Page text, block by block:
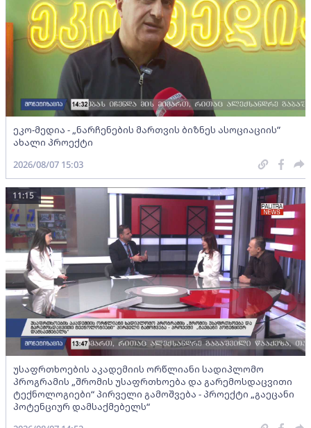
ეკო-მედია - „ნარჩენების მართვის ბიზნეს ასოციაციის”
ახალი პროექტი
2026/08/07 15:03
უსაფრთხოების აკადემიის ორწლიანი სადიპლომო
პროგრამის „შრომის უსაფრთხოება და გარემოსდაცვითი
ტექნოლოგიები“ პირველი გამოშვება - პროექტი „გაეცანი
პოტენციურ დამსაქმებელს“
11:15